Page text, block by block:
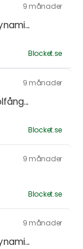
9 månader
Blocket.se
9 månader
Blocket.se
9 månader
Blocket.se
9 månader